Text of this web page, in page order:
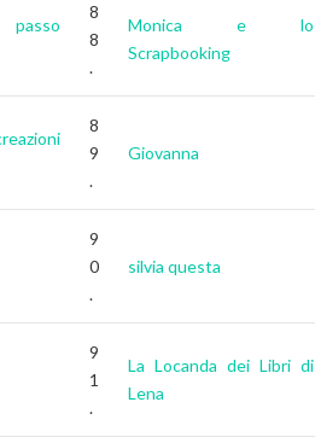
8
8
.
Monica e lo
Scrapbooking
8
9
.
Giovanna
9
0
.
silvia questa
9
1
.
La Locanda dei Libri di
Lena